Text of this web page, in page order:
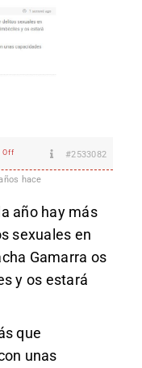
Off #2533082
hace
año hay más
sexuales en
Gamarra os
y os estará
que
unas